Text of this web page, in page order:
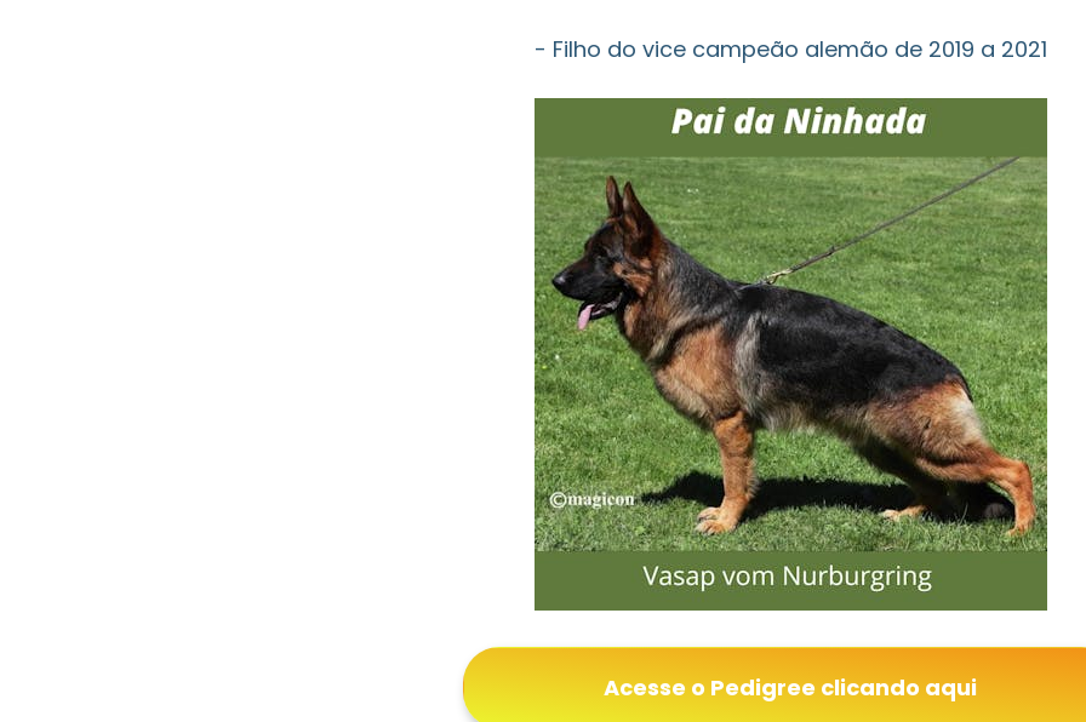
- Filho do vice campeão alemão de 2019 a 2021
Acesse o Pedigree clicando aqui